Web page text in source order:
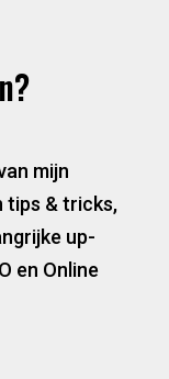
mijn
tips & tricks,
up-
en Online